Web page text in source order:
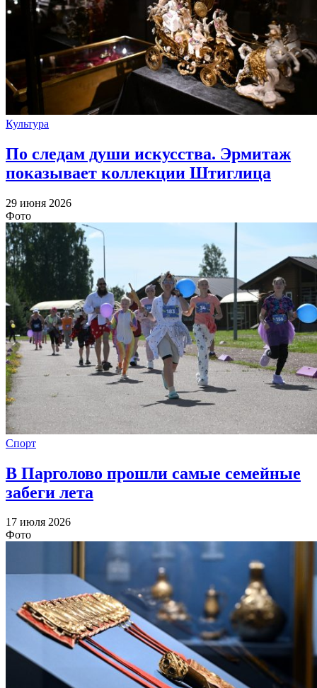
Культура
По следам души искусства. Эрмитаж
показывает коллекции Штиглица
29 июня 2026
Фото
Спорт
В Парголово прошли самые семейные
забеги лета
17 июля 2026
Фото